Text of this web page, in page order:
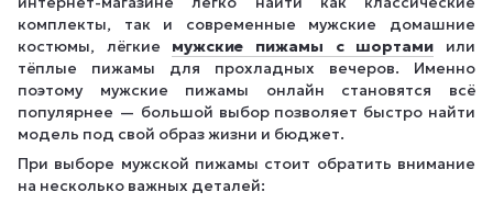
комплекты, так и современные мужские домашние
костюмы, лёгкие мужские пижамы с шортами или
тёплые пижамы для прохладных вечеров. Именно
поэтому мужские пижамы онлайн становятся всё
популярнее — большой выбор позволяет быстро найти
модель под свой образ жизни и бюджет.
При выборе мужской пижамы стоит обратить внимание
на несколько важных деталей: